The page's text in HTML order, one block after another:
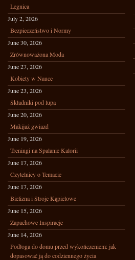
Legnica
July 2, 2026
Bezpieczeństwo i Normy
June 30, 2026
Zrównoważona Moda
June 27, 2026
Kobiety w Nauce
June 23, 2026
Składniki pod lupą
June 20, 2026
Makijaż gwiazd
June 19, 2026
Treningi na Spalanie Kalorii
June 17, 2026
Czytelnicy o Temacie
June 17, 2026
Bielizna i Stroje Kąpielowe
June 15, 2026
Zapachowe Inspiracje
June 14, 2026
Podłoga do domu przed wykończeniem: jak
dopasować ją do codziennego życia